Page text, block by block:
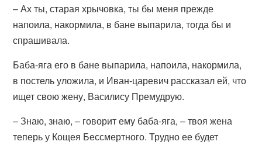
– Ах ты, старая хрычовка, ты бы меня прежде
напоила, накормила, в бане выпарила, тогда бы и
спрашивала.
Баба-яга его в бане выпарила, напоила, накормила,
в постель уложила, и Иван-царевич рассказал ей, что
ищет свою жену, Василису Премудрую.
– Знаю, знаю, – говорит ему баба-яга, – твоя жена
теперь у Кощея Бессмертного. Трудно ее будет